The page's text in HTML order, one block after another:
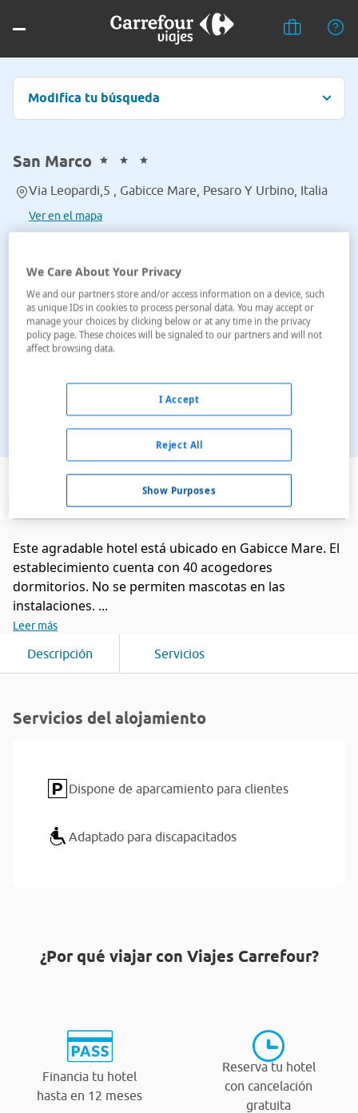
Modifica tu búsqueda
San Marco
Via Leopardi,5 , Gabicce Mare, Pesaro Y Urbino, Italia
Ver en el mapa
Ver en el mapa
Este agradable hotel está ubicado en Gabicce Mare. El
establecimiento cuenta con 40 acogedores
dormitorios. No se permiten mascotas en las
instalaciones. ...
Leer más
Descripción Servicios
Servicios del alojamiento
Dispone de aparcamiento para clientes
Adaptado para discapacitados
¿Por qué viajar con Viajes Carrefour?
Financia tu hotel
hasta en 12 meses
Reserva tu hotel
con cancelación
gratuita
We Care About Your Privacy
We and our partners store and/or access information on a device, such
as unique IDs in cookies to process personal data. You may accept or
manage your choices by clicking below or at any time in the privacy
policy page. These choices will be signaled to our partners and will not
affect browsing data.
Show Purposes
Reject All
I Accept